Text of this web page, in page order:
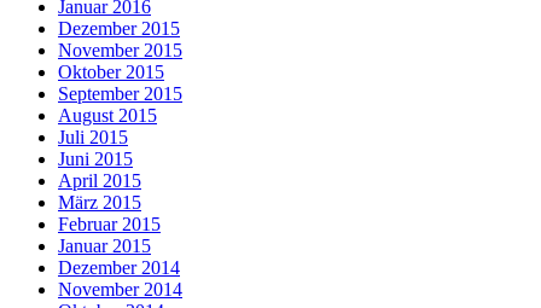
Januar 2016
Dezember 2015
November 2015
Oktober 2015
September 2015
August 2015
Juli 2015
Juni 2015
April 2015
März 2015
Februar 2015
Januar 2015
Dezember 2014
November 2014